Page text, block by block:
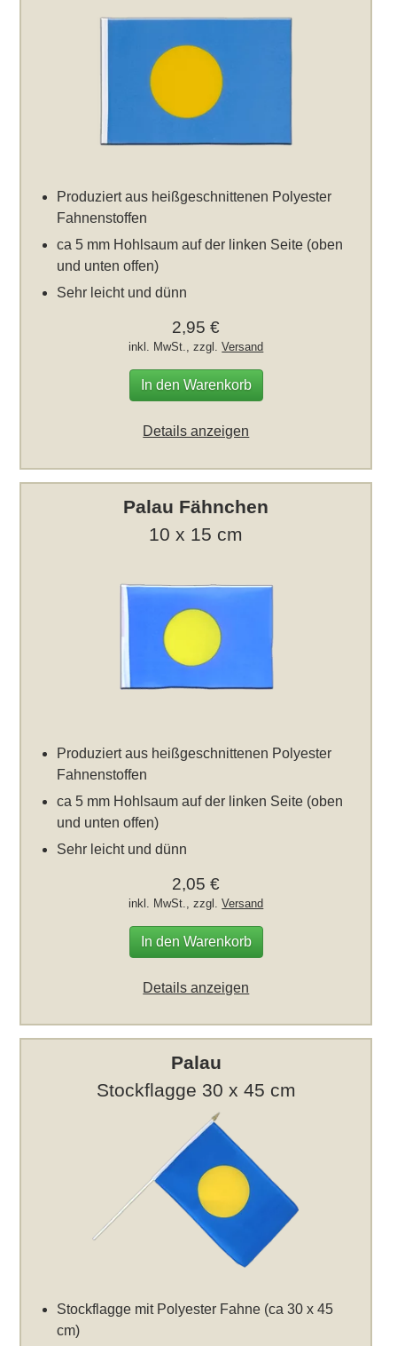
Produziert aus heißgeschnittenen Polyester
Fahnenstoffen
ca 5 mm Hohlsaum auf der linken Seite (oben
und unten offen)
Sehr leicht und dünn
2,95 €
inkl. MwSt., zzgl.Versand
In den Warenkorb
Details anzeigen
Palau Fähnchen
10 x 15 cm
Produziert aus heißgeschnittenen Polyester
Fahnenstoffen
ca 5 mm Hohlsaum auf der linken Seite (oben
und unten offen)
Sehr leicht und dünn
2,05 €
inkl. MwSt., zzgl.Versand
In den Warenkorb
Details anzeigen
Palau
Stockflagge 30 x 45 cm
Stockflagge mit Polyester Fahne (ca 30 x 45
cm)